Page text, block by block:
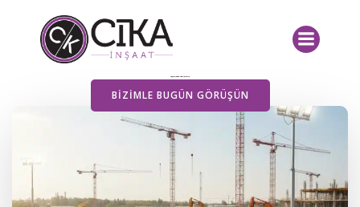
BIZIMLE BUGÜN GÖRÜŞÜN
Yayımlanan Yazılarımız